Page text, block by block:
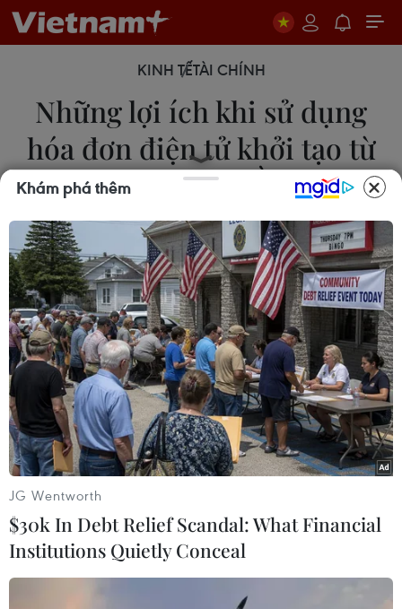
KINH TẾTÀI CHÍNH
Những lợi ích khi sử dụng
hóa đơn điện tử khởi tạo từ
máy tính tiền
01/06/2025 06:24
Từ ngày 1/6/2025, hộ kinh doanh, cá nhân kinh
doanh có doanh thu từ 1 tỷ đồng/năm trở lên; DN
bán hàng trực tiếp đến người tiêu dùng phải dùng
hóa đơn điện tử từ máy tính tiền kết nối cơ quan
thuế.
Khám phá thêm
JG Wentworth
$30k In Debt Relief Scandal: What Financial
Institutions Quietly Conceal